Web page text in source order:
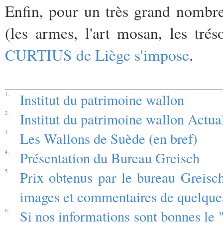
Enfin, pour un très grand
(les armes, l'art mosan, les
CURTIUS de Liège s'impose.
1. Institut du patrimoine wallon
2. Institut du patrimoine wallon
3. Les Wallons de Suède (en bref)
4. Présentation du Bureau Greisch
5.
Prix obtenus par le bureau
images et commentaires de
6.
Si nos informations sont bonnes